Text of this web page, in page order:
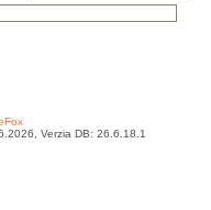
Verzia DB: 26.6.18.1